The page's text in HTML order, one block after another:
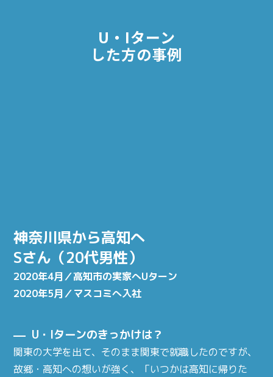
U・Iターン
した方の事例
神奈川県から高知へ
Sさん（20代男性）
2020年4月／高知市の実家へUターン
2020年5月／マスコミへ入社
U・Iターンのきっかけは？
関東の大学を出て、そのまま関東で就職したのですが、
故郷・高知への想いが強く、「いつかは高知に帰りた